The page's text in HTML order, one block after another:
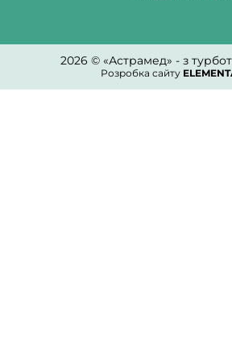
2026 © «Астрамед» - з
Розробка сайту